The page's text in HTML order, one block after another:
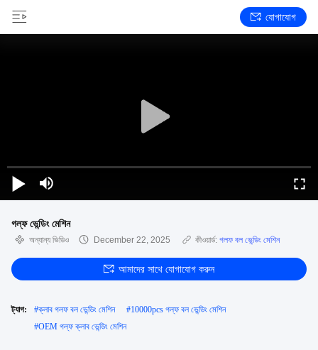
যোগাযোগ
গল্ফ ভেন্ডিং মেশিন
অন্যান্য ভিডিও December 22, 2025 কীওয়ার্ড: গলফ বল ভেন্ডিং মেশিন
আমাদের সাথে যোগাযোগ করুন
ট্যাগ: #ক্লাব গলফ বল ভেন্ডিং মেশিন #10000pcs গল্ফ বল ভেন্ডিং মেশিন
#OEM গল্ফ ক্লাব ভেন্ডিং মেশিন